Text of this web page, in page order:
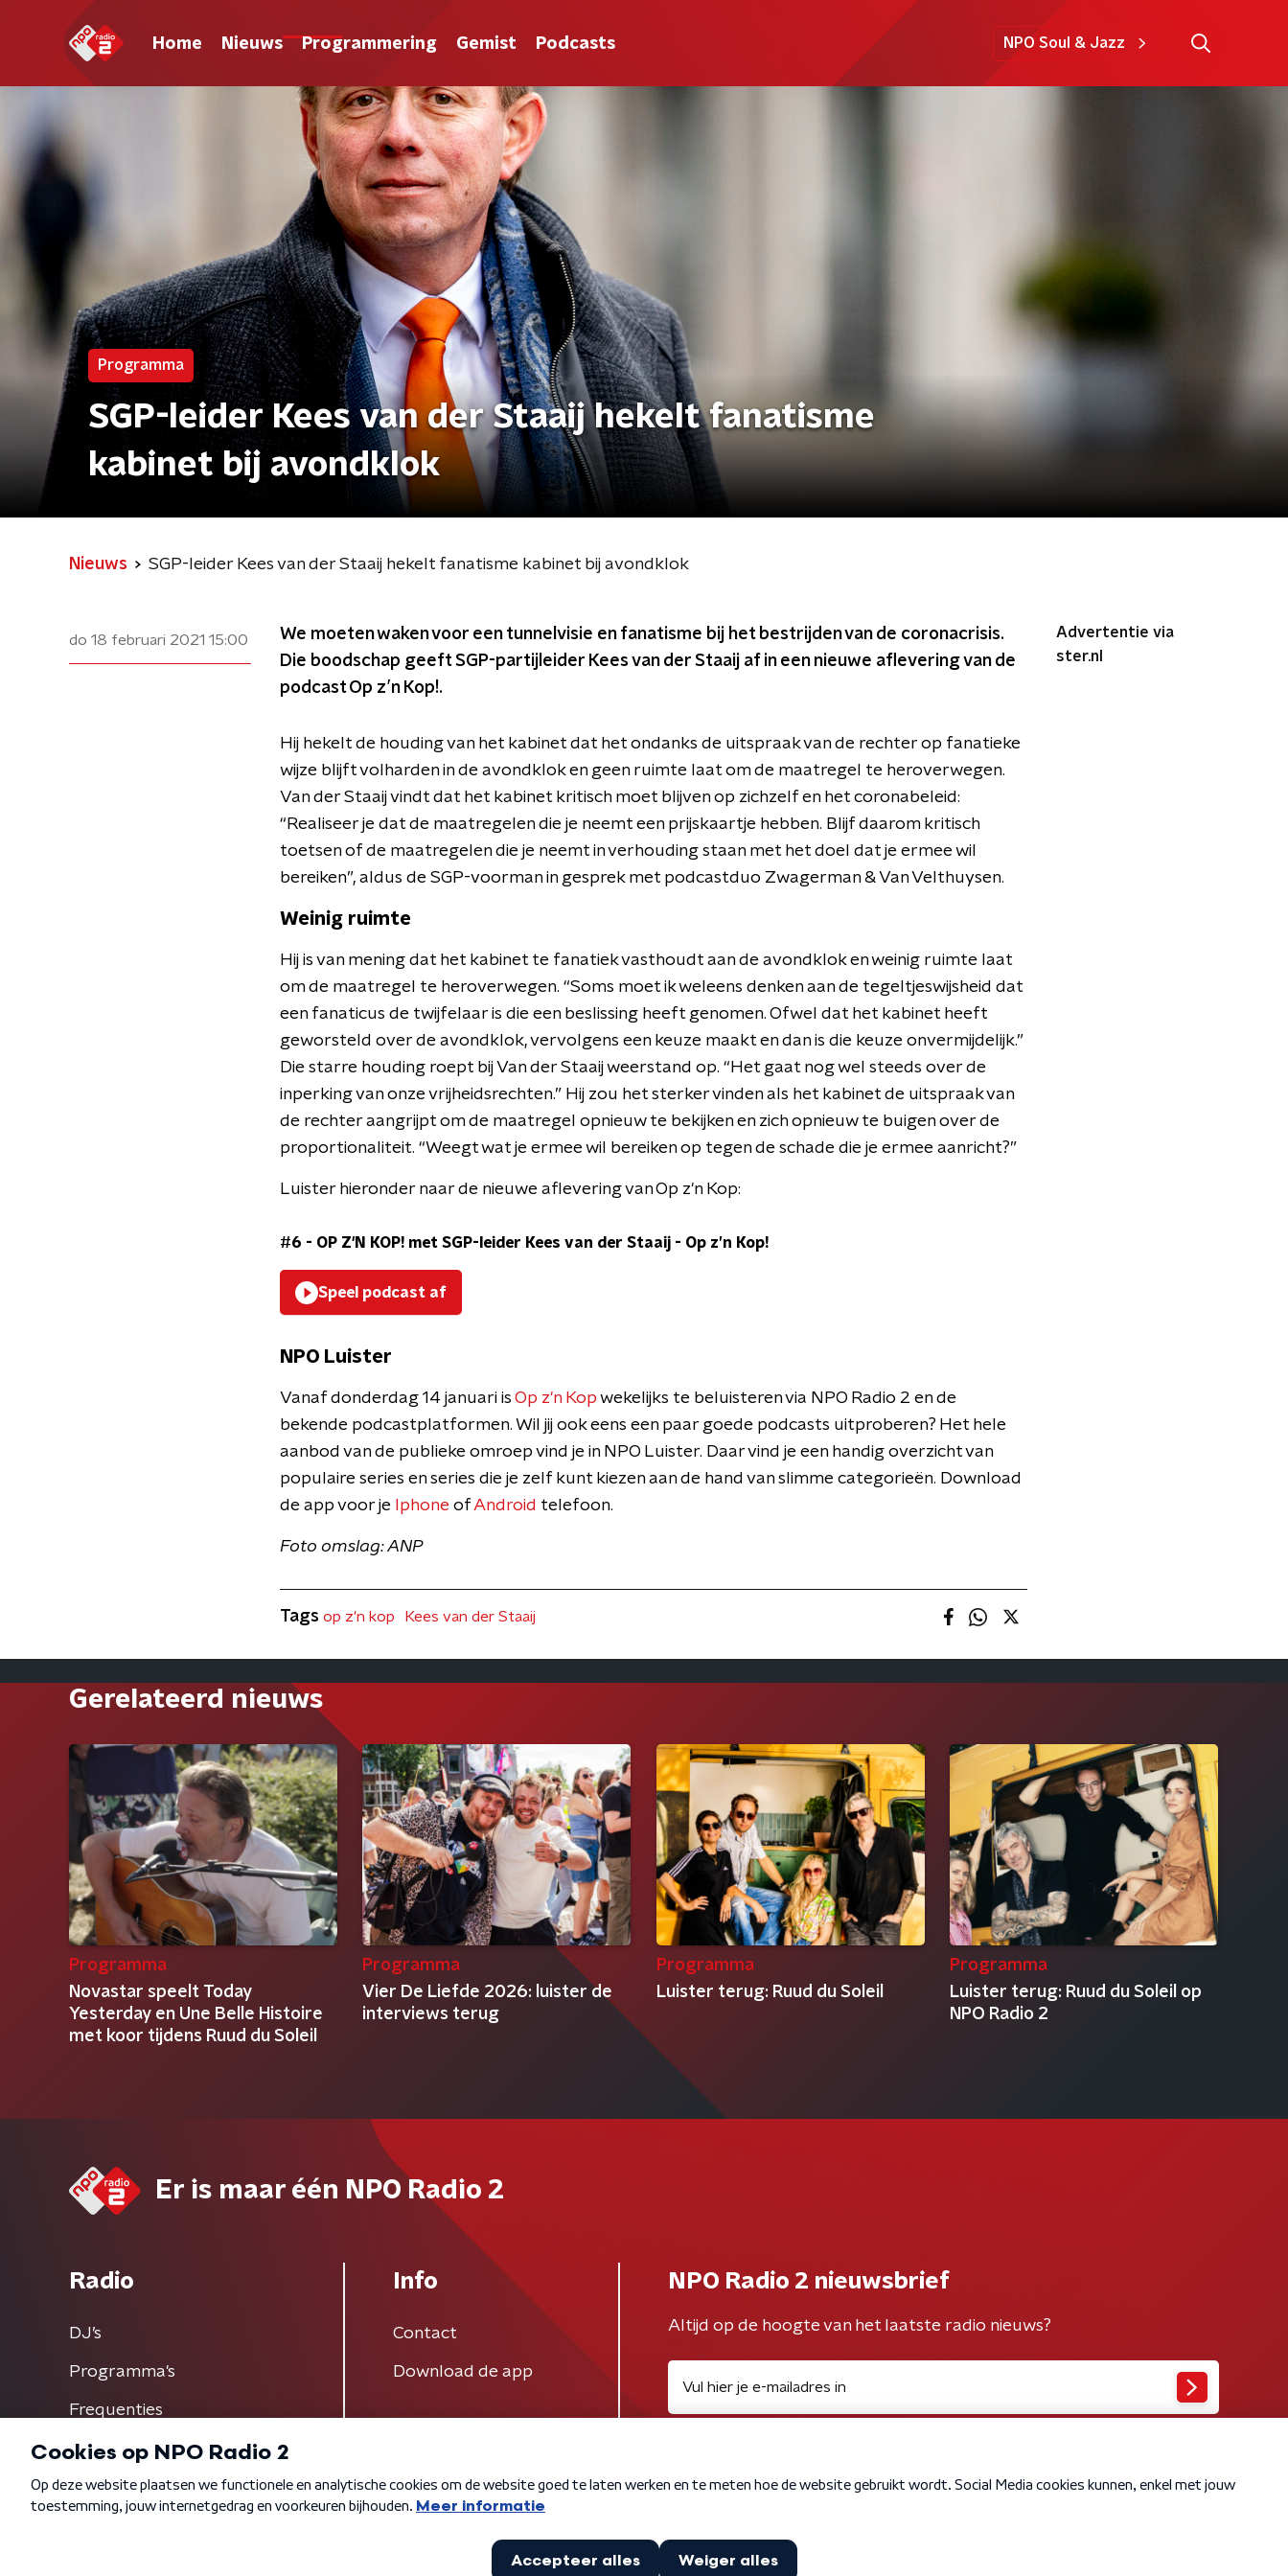
Home Nieuws Programmering Gemist Podcasts NPO Soul & Jazz
Programma
SGP-leider Kees van der Staaij hekelt fanatisme
kabinet bij avondklok
Nieuws SGP-leider Kees van der Staaij hekelt fanatisme kabinet bij avondklok
do 18 februari 2021 15:00
We moeten waken voor een tunnelvisie en fanatisme bij het bestrijden van de coronacrisis.
Die boodschap geeft SGP-partijleider Kees van der Staaij af in een nieuwe aflevering van de
podcast Op z’n Kop!.
Hij hekelt de houding van het kabinet dat het ondanks de uitspraak van de rechter op fanatieke
wijze blijft volharden in de avondklok en geen ruimte laat om de maatregel te heroverwegen.
Van der Staaij vindt dat het kabinet kritisch moet blijven op zichzelf en het coronabeleid:
“Realiseer je dat de maatregelen die je neemt een prijskaartje hebben. Blijf daarom kritisch
toetsen of de maatregelen die je neemt in verhouding staan met het doel dat je ermee wil
bereiken”, aldus de SGP-voorman in gesprek met podcastduo Zwagerman & Van Velthuysen.
Weinig ruimte
Hij is van mening dat het kabinet te fanatiek vasthoudt aan de avondklok en weinig ruimte laat
om de maatregel te heroverwegen. “Soms moet ik weleens denken aan de tegeltjeswijsheid dat
een fanaticus de twijfelaar is die een beslissing heeft genomen. Ofwel dat het kabinet heeft
geworsteld over de avondklok, vervolgens een keuze maakt en dan is die keuze onvermijdelijk.”
Die starre houding roept bij Van der Staaij weerstand op. “Het gaat nog wel steeds over de
inperking van onze vrijheidsrechten.” Hij zou het sterker vinden als het kabinet de uitspraak van
de rechter aangrijpt om de maatregel opnieuw te bekijken en zich opnieuw te buigen over de
proportionaliteit. “Weegt wat je ermee wil bereiken op tegen de schade die je ermee aanricht?”
Luister hieronder naar de nieuwe aflevering van Op z'n Kop:
#6 - OP Z'N KOP! met SGP-leider Kees van der Staaij - Op z’n Kop!
Speel podcast af
NPO Luister
Vanaf donderdag 14 januari is Op z'n Kop wekelijks te beluisteren via NPO Radio 2 en de
bekende podcastplatformen. Wil jij ook eens een paar goede podcasts uitproberen? Het hele
aanbod van de publieke omroep vind je in NPO Luister. Daar vind je een handig overzicht van
populaire series en series die je zelf kunt kiezen aan de hand van slimme categorieën. Download
de app voor je Iphone ofAndroid telefoon.
Foto omslag: ANP
Advertentie via
ster.nl
Tags op z'n kop Kees van der Staaij
Gerelateerd nieuws
Programma
Novastar speelt Today
Yesterday en Une Belle Histoire
met koor tijdens Ruud du Soleil
Programma
Vier De Liefde 2026: luister de
interviews terug
Programma
Luister terug: Ruud du Soleil
Programma
Luister terug: Ruud du Soleil op
NPO Radio 2
Er is maar één NPO Radio 2
Radio
DJ’s
Programma's
Frequenties
Info
Contact
Download de app
NPO Radio 2 nieuwsbrief
Altijd op de hoogte van het laatste radio nieuws?
Algemene voorwaarden Privacybeleid